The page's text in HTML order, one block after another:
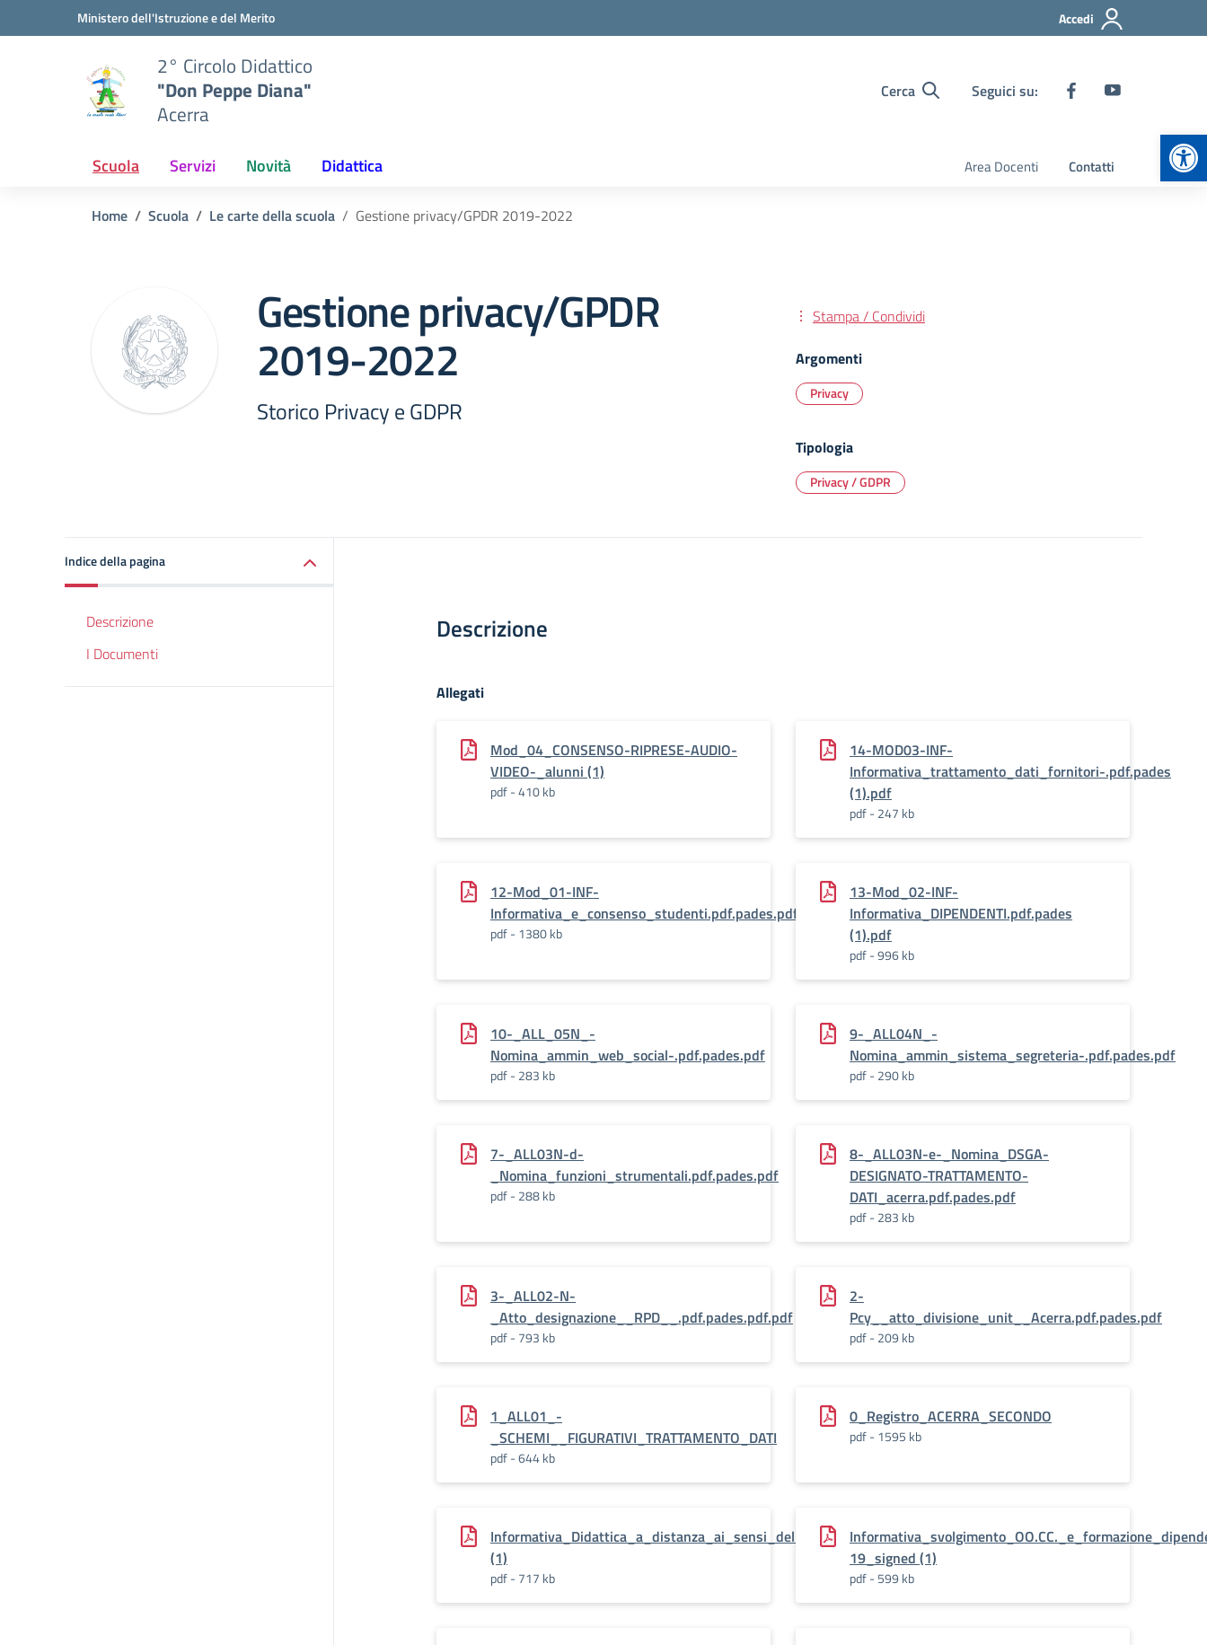
Vai ai contenuti
Vai al menu di navigazioneMinistero dell'Istruzione e del Merito Accedi
2° Circolo Didattico
"Don Peppe Diana"
Acerra
Cerca Seguici su:
Scuola Servizi Novità Didattica Area Docenti Contatti
Home Scuola Le carte della scuola Gestione privacy/GPDR 2019-2022
Gestione privacy/GPDR
2019-2022
Storico Privacy e GDPR
Stampa / Condividi
Argomenti
Privacy
Tipologia
Privacy / GDPR
Indice della pagina
Descrizione
I Documenti
Descrizione
Allegati
Mod_04_CONSENSO-RIPRESE-AUDIO-
VIDEO-_alunni (1)
pdf - 410 kb
14-MOD03-INF-
Informativa_trattamento_dati_fornitori-.pdf.pades
(1).pdf
pdf - 247 kb
12-Mod_01-INF-
Informativa_e_consenso_studenti.pdf.pades.pdf
pdf - 1380 kb
13-Mod_02-INF-
Informativa_DIPENDENTI.pdf.pades
(1).pdf
pdf - 996 kb
10-_ALL_05N_-
Nomina_ammin_web_social-.pdf.pades.pdf
pdf - 283 kb
9-_ALL04N_-
Nomina_ammin_sistema_segreteria-.pdf.pades.pdf
pdf - 290 kb
7-_ALL03N-d-
_Nomina_funzioni_strumentali.pdf.pades.pdf
pdf - 288 kb
8-_ALL03N-e-_Nomina_DSGA-
DESIGNATO-TRATTAMENTO-
DATI_acerra.pdf.pades.pdf
pdf - 283 kb
3-_ALL02-N-
_Atto_designazione__RPD__.pdf.pades.pdf.pdf
pdf - 793 kb
2-
Pcy__atto_divisione_unit__Acerra.pdf.pades.pdf
pdf - 209 kb
1_ALL01_-
_SCHEMI__FIGURATIVI_TRATTAMENTO_DATI
pdf - 644 kb
0_Registro_ACERRA_SECONDO
pdf - 1595 kb
Informativa_Didattica_a_distanza_ai_sensi_dellART._13_GDPR_signed
(1)
pdf - 717 kb
19_signed (1)
pdf - 599 kb